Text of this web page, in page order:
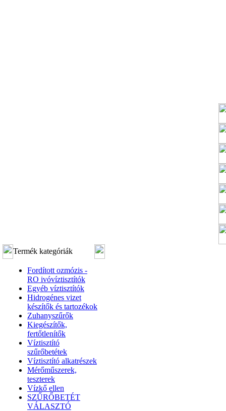
Termék kategóriák
Fordított ozmózis -
RO ivóvíztisztítók
Egyéb víztisztítók
Hidrogénes vizet
készítők és tartozékok
Zuhanyszűrők
Kiegészítők,
fertőtlenítők
Víztisztító
szűrőbetétek
Víztisztító alkatrészek
Mérőműszerek,
teszterek
Vízkő ellen
SZŰRŐBETÉT
VÁLASZTÓ